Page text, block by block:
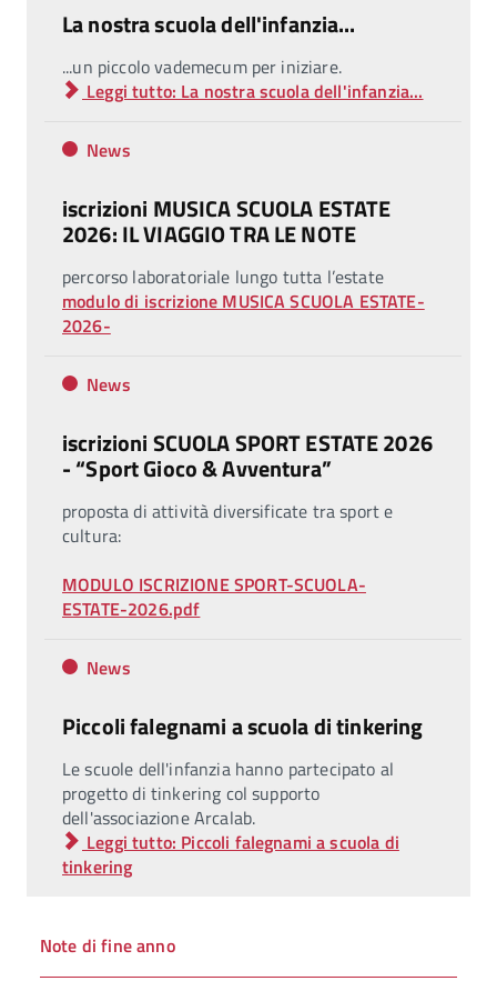
La nostra scuola dell'infanzia...
...un piccolo vademecum per iniziare.
Leggi tutto: La nostra scuola dell'infanzia...
News
iscrizioni MUSICA SCUOLA ESTATE
2026: IL VIAGGIO TRA LE NOTE
percorso laboratoriale lungo tutta l’estate
modulo di iscrizione MUSICA SCUOLA ESTATE-
2026-
News
iscrizioni SCUOLA SPORT ESTATE 2026
- “Sport Gioco & Avventura”
proposta di attività diversificate tra sport e
cultura:
MODULO ISCRIZIONE SPORT-SCUOLA-
ESTATE-2026.pdf
News
Piccoli falegnami a scuola di tinkering
Le scuole dell'infanzia hanno partecipato al
progetto di tinkering col supporto
dell'associazione Arcalab.
Leggi tutto: Piccoli falegnami a scuola di
tinkering
Note di fine anno